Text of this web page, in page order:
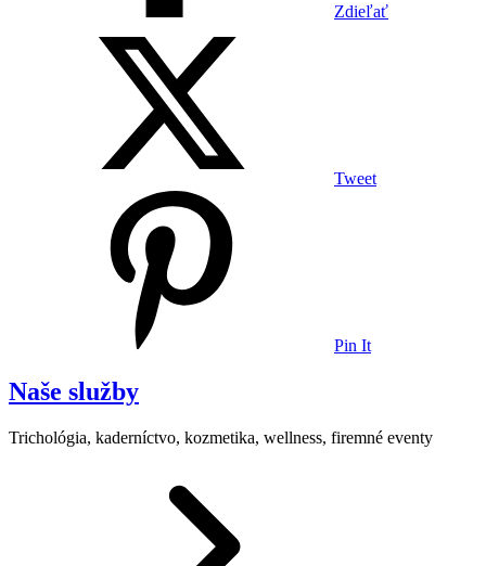
Zdieľať
Tweet
Pin It
Naše služby
Trichológia, kaderníctvo, kozmetika, wellness, firemné eventy